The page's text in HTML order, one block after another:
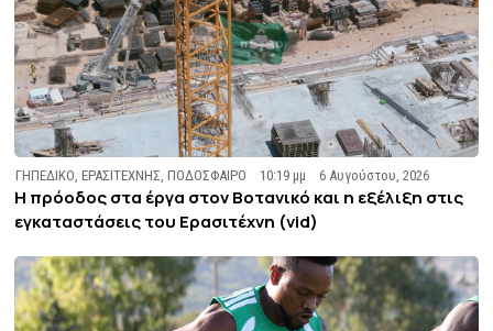
ΓΗΠΕΔΙΚΟ,ΕΡΑΣΙΤΕΧΝΗΣ,ΠΟΔΟΣΦΑΙΡΟ 10:19 μμ 6 Αυγούστου, 2026
Η πρόοδος στα έργα στον Βοτανικό και η εξέλιξη στις
εγκαταστάσεις του Ερασιτέχνη (vid)